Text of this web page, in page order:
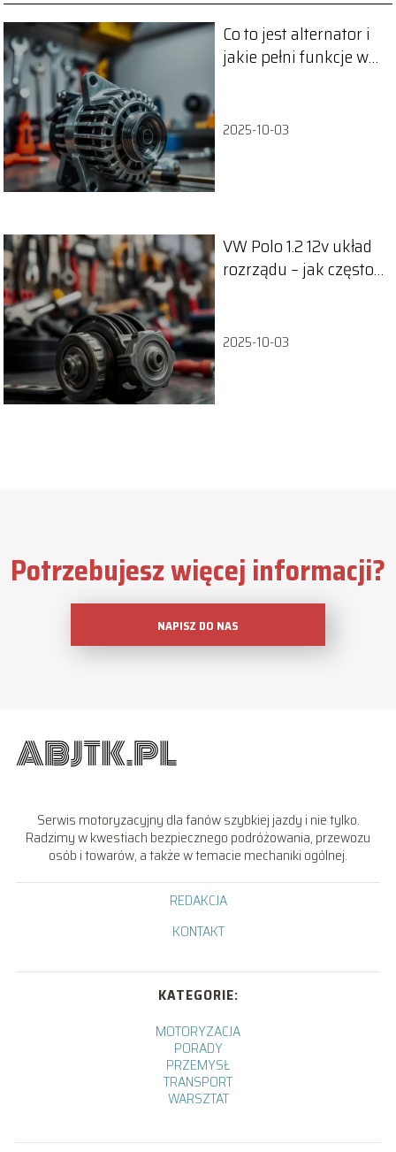
Co to jest alternator i
jakie pełni funkcje w
2025-10-03
VW Polo 1.2 12v układ
rozrządu – jak często
2025-10-03
Potrzebujesz więcej informacji?
NAPISZ DO NAS
Serwis motoryzacyjny dla fanów szybkiej jazdy i nie tylko.
Radzimy w kwestiach bezpiecznego podróżowania, przewozu
osób i towarów, a także w temacie mechaniki ogólnej.
REDAKCJA
KONTAKT
KATEGORIE:
MOTORYZACJA
PORADY
PRZEMYSŁ
TRANSPORT
WARSZTAT